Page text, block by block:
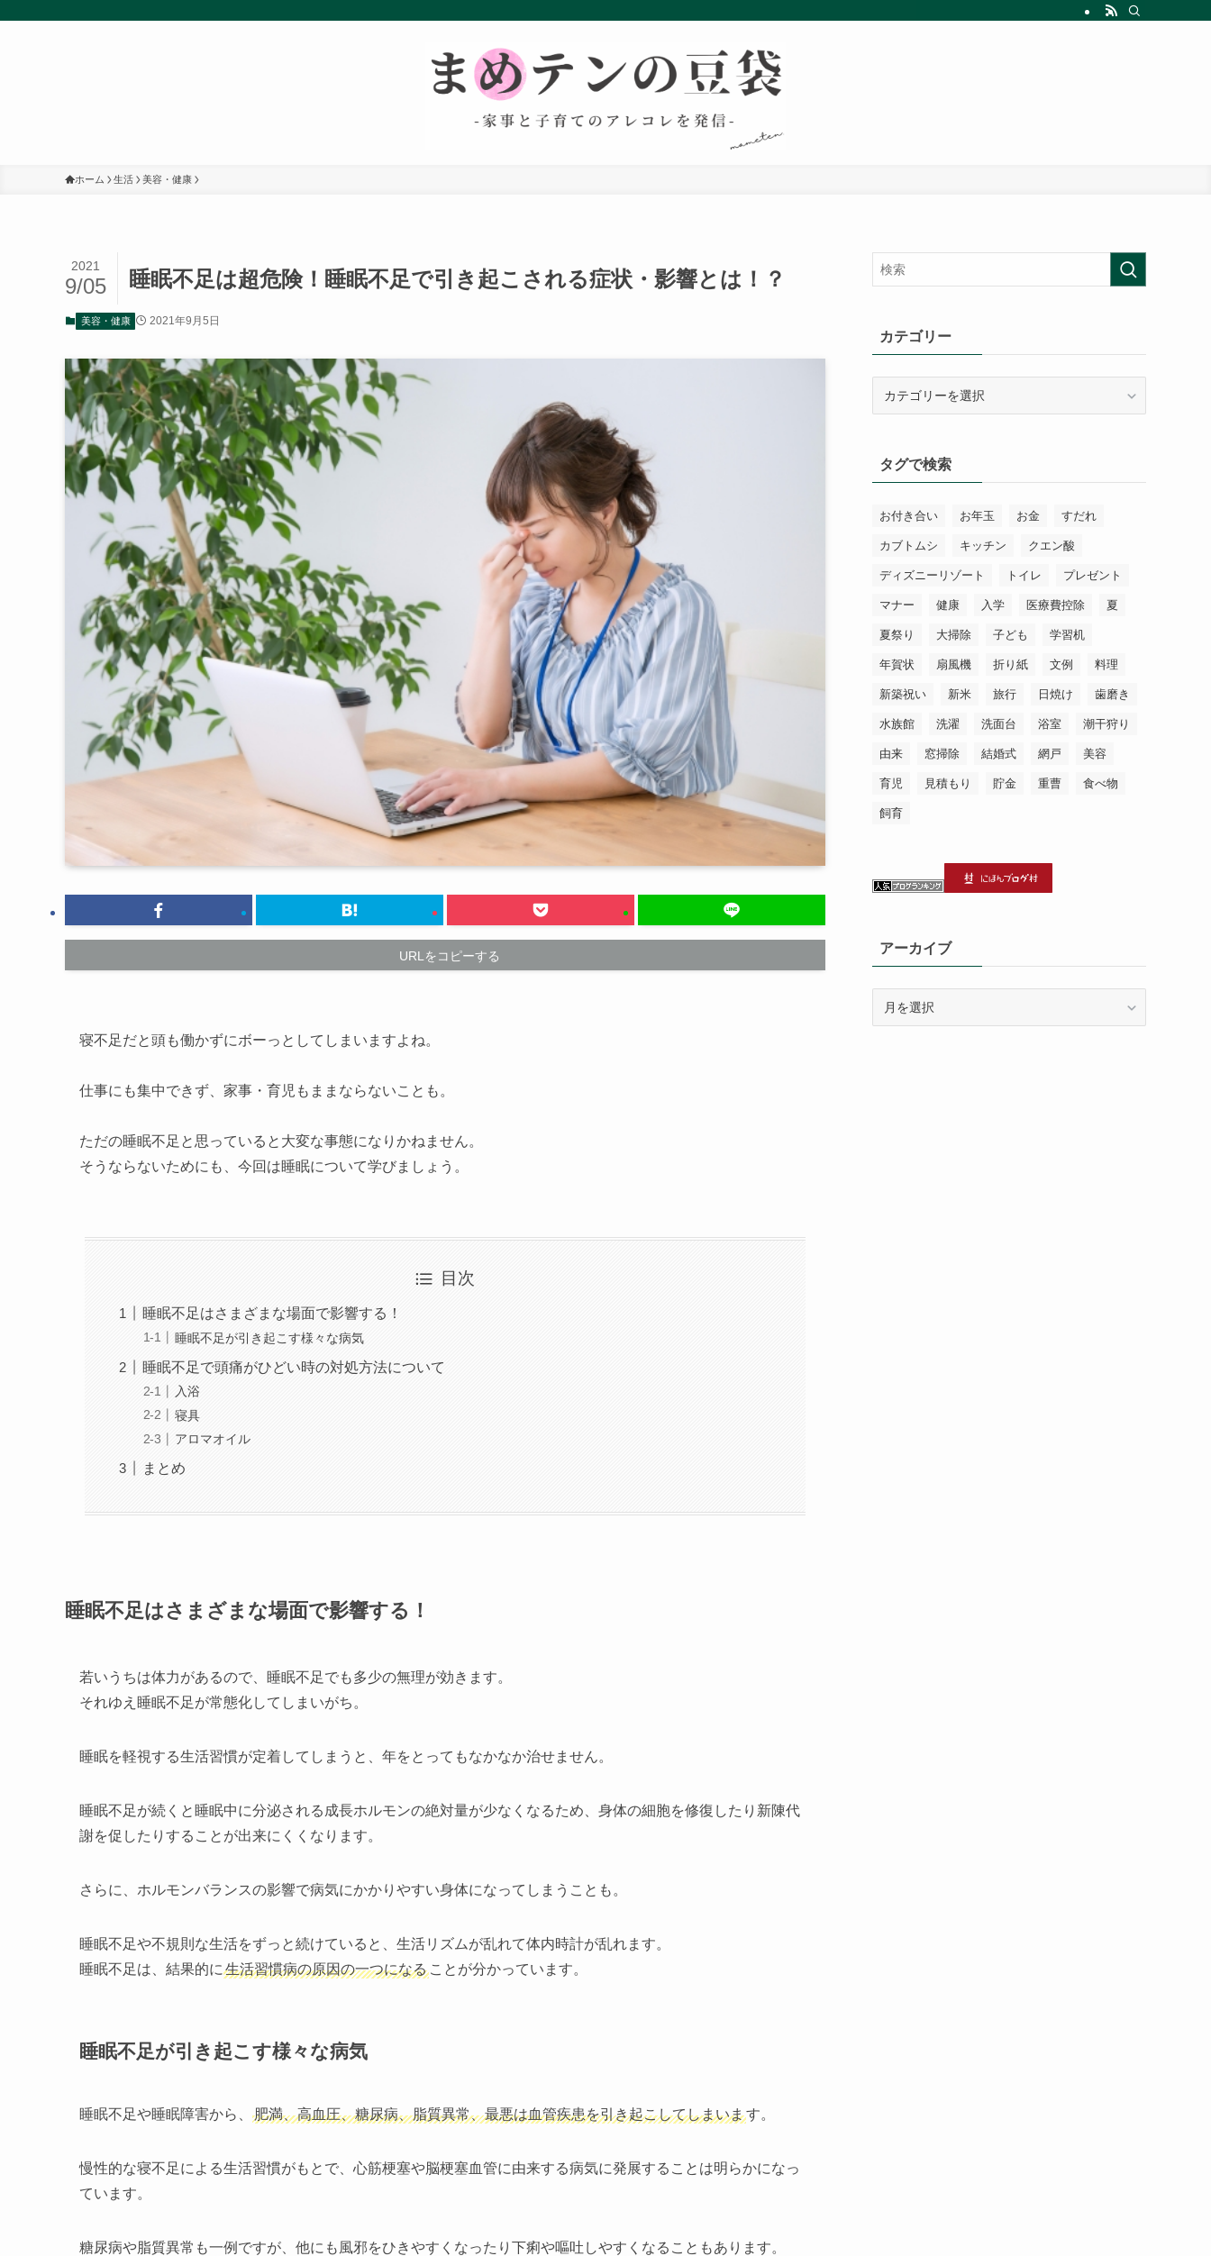
ホーム 生活 美容・健康
睡眠不足は超危険！睡眠不足で引き起こされる症状・影響とは！？
2021
9/05
美容・健康 2021年9月5日
URLをコピーする
寝不足だと頭も働かずにボーっとしてしまいますよね。
仕事にも集中できず、家事・育児もままならないことも。
ただの睡眠不足と思っていると大変な事態になりかねません。
そうならないためにも、今回は睡眠について学びましょう。
目次
睡眠不足はさまざまな場面で影響する！
睡眠不足が引き起こす様々な病気
睡眠不足で頭痛がひどい時の対処方法について
入浴
寝具
アロマオイル
まとめ
睡眠不足はさまざまな場面で影響する！
若いうちは体力があるので、睡眠不足でも多少の無理が効きます。
それゆえ睡眠不足が常態化してしまいがち。
睡眠を軽視する生活習慣が定着してしまうと、年をとってもなかなか治せません。
睡眠不足が続くと睡眠中に分泌される成長ホルモンの絶対量が少なくなるため、身体の細胞を修復したり新陳代
謝を促したりすることが出来にくくなります。
さらに、ホルモンバランスの影響で病気にかかりやすい身体になってしまうことも。
睡眠不足や不規則な生活をずっと続けていると、生活リズムが乱れて体内時計が乱れます。
睡眠不足は、結果的に 生活習慣病の原因の一つになる ことが分かっています。
睡眠不足が引き起こす様々な病気
睡眠不足や睡眠障害から、 肥満、高血圧、糖尿病、脂質異常、最悪は血管疾患を引き起こしてしまいます。
慢性的な寝不足による生活習慣がもとで、心筋梗塞や脳梗塞血管に由来する病気に発展することは明らかになっ
ています。
糖尿病や脂質異常も一例ですが、他にも風邪をひきやすくなったり下痢や嘔吐しやすくなることもあります。
カテゴリー
ータグで検索
お付き合い お年玉 お金 すだれ
カブトムシ キッチン クエン酸
ディズニーリゾート トイレ プレゼント
マナー 健康 入学 医療費控除 夏
夏祭り 大掃除 子ども 学習机
年賀状 扇風機 折り紙 文例 料理
新築祝い 新米 旅行 日焼け 歯磨き
水族館 洗濯 洗面台 浴室 潮干狩り
由来 窓掃除 結婚式 網戸 美容
育児 見積もり 貯金 重曹 食べ物
飼育
アーカイブ